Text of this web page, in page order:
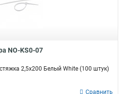
NO-KS0-07
2,5х200 Белый White (100 штук)
Сравнить